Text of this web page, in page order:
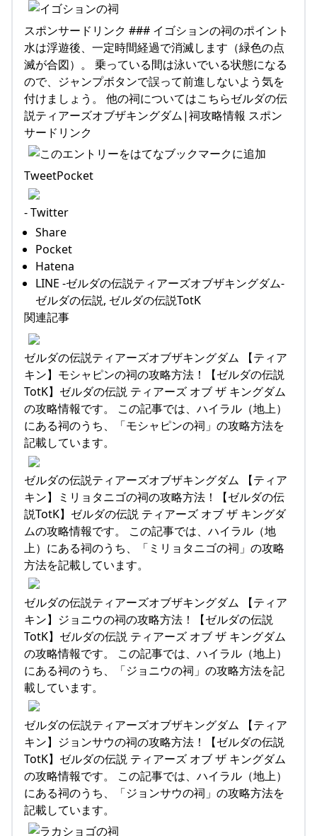
スポンサードリンク ### イゴションの祠のポイント
水は浮遊後、一定時間経過で消滅します（緑色の点
滅が合図）。 乗っている間は泳いでいる状態になる
ので、ジャンプボタンで誤って前進しないよう気を
付けましょう。 他の祠についてはこちらゼルダの伝
説ティアーズオブザキングダム|祠攻略情報 スポン
サードリンク
TweetPocket
- Twitter
Share
Pocket
Hatena
LINE -ゼルダの伝説ティアーズオブザキングダム-
ゼルダの伝説, ゼルダの伝説TotK
関連記事
ゼルダの伝説ティアーズオブザキングダム 【ティア
キン】モシャピンの祠の攻略方法！【ゼルダの伝説
TotK】ゼルダの伝説 ティアーズ オブ ザ キングダム
の攻略情報です。 この記事では、ハイラル（地上）
にある祠のうち、「モシャピンの祠」の攻略方法を
記載しています。
ゼルダの伝説ティアーズオブザキングダム 【ティア
キン】ミリョタニゴの祠の攻略方法！【ゼルダの伝
説TotK】ゼルダの伝説 ティアーズ オブ ザ キングダ
ムの攻略情報です。 この記事では、ハイラル（地
上）にある祠のうち、「ミリョタニゴの祠」の攻略
方法を記載しています。
ゼルダの伝説ティアーズオブザキングダム 【ティア
キン】ジョニウの祠の攻略方法！【ゼルダの伝説
TotK】ゼルダの伝説 ティアーズ オブ ザ キングダム
の攻略情報です。 この記事では、ハイラル（地上）
にある祠のうち、「ジョニウの祠」の攻略方法を記
載しています。
ゼルダの伝説ティアーズオブザキングダム 【ティア
キン】ジョンサウの祠の攻略方法！【ゼルダの伝説
TotK】ゼルダの伝説 ティアーズ オブ ザ キングダム
の攻略情報です。 この記事では、ハイラル（地上）
にある祠のうち、「ジョンサウの祠」の攻略方法を
記載しています。